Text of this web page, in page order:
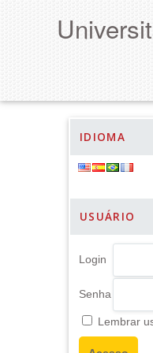
IDIOMA
USUÁRIO
Login
Senha
Lembrar